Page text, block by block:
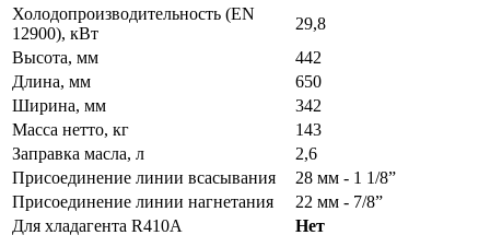
Холодопроизводительность (EN
12900), кВт
29,8
Высота, мм
442
Длина, мм
650
Ширина, мм
342
Масса нетто, кг
143
Заправка масла, л
2,6
Присоединение линии всасывания
28 мм - 1 1/8”
Присоединение линии нагнетания
22 мм - 7/8”
Для хладагента R410A
Нет